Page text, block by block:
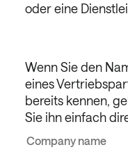
oder eine
Wenn Sie den
eines
bereits kennen,
Sie ihn einfach